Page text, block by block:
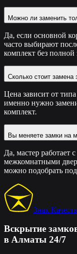
Можно ли заменить
Да, если основной
часто выбирают
комплект без
Сколько стоит замена
Цена зависит от
именно нужно
комплект.
Вы меняете замки на
Да, мастер работает
межкомнатными
можно подобрать
Знак
Вскрытие
в Алматы 24/7